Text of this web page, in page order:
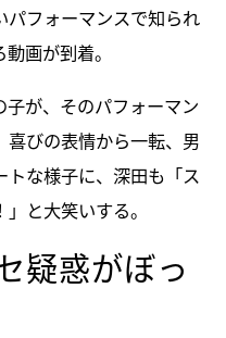
パフォーマンスで知られ
画が到着。
が、そのパフォーマン
びの表情から一転、男
な様子に、深田も「ス
と大笑いする。
疑惑がぼっ